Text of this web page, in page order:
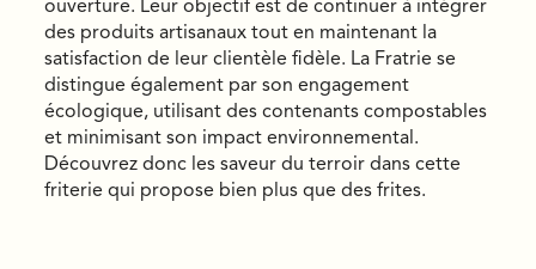
ouverture. Leur objectif est de continuer à intégrer
des produits artisanaux tout en maintenant la
satisfaction de leur clientèle fidèle. La Fratrie se
distingue également par son engagement
écologique, utilisant des contenants compostables
et minimisant son impact environnemental.
Découvrez donc les saveur du terroir dans cette
friterie qui propose bien plus que des frites.